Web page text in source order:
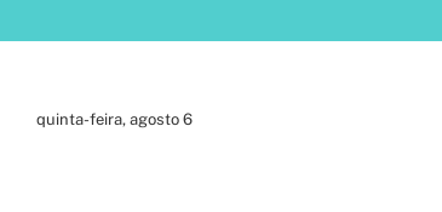
quinta-feira, agosto 6